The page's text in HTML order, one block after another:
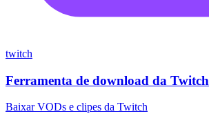
twitch
Ferramenta de download da Twitch
Baixar VODs e clipes da Twitch